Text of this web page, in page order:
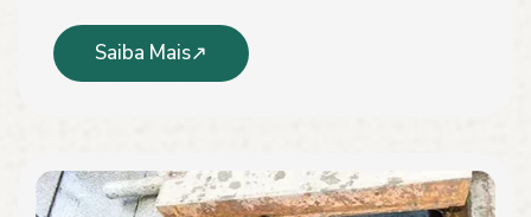
Saiba Mais